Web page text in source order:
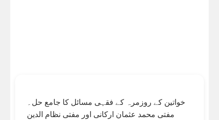
خواتین کے روزمرہ کے فقہی مسائل کا جامع حل۔
مفتی محمد عثمان ارکانی اور مفتی نظام الدین